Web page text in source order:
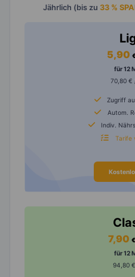
Jährlich (bis zu 33 %
5,90
für 12
70,80 €
Zugriff
Autom.
Indiv.
Tarife
7,90 €
für 12
94,80